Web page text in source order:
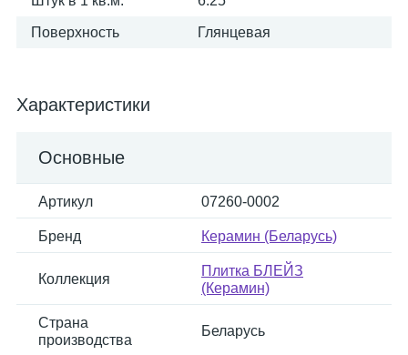
Поверхность Глянцевая
Характеристики
Основные
Артикул 07260-0002
Бренд Керамин (Беларусь)
Коллекция
Плитка БЛЕЙЗ
(Керамин)
Страна
производства
Беларусь